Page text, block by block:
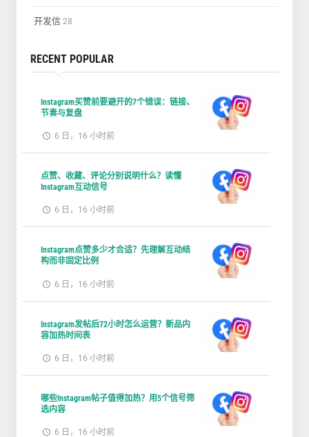
开发信 28
RECENT POPULAR
Instagram买赞前要避开的7个错误：链接、
节奏与复盘
6 日，16 小时前
点赞、收藏、评论分别说明什么？读懂
Instagram互动信号
6 日，16 小时前
Instagram点赞多少才合适？先理解互动结
构而非固定比例
6 日，16 小时前
Instagram发帖后72小时怎么运营？新品内
容加热时间表
6 日，16 小时前
哪些Instagram帖子值得加热？用5个信号筛
选内容
6 日，16 小时前